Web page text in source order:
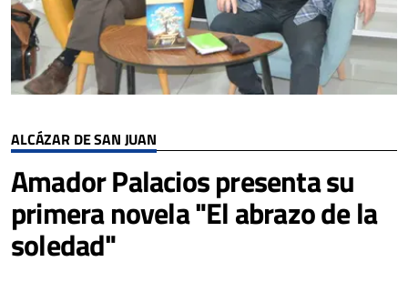
ALCÁZAR DE SAN JUAN
Amador Palacios presenta su
primera novela "El abrazo de la
soledad"